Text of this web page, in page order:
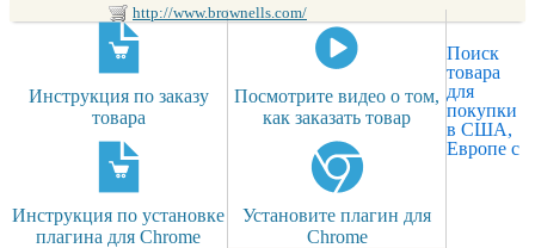
http://www.brownells.com/
Инструкция по заказу
товара
Посмотрите видео о том,
как заказать товар
Инструкция по установке
плагина для Chrome
Установите плагин для
Chrome
Поиск
товара
для
покупки
в США,
Европе с